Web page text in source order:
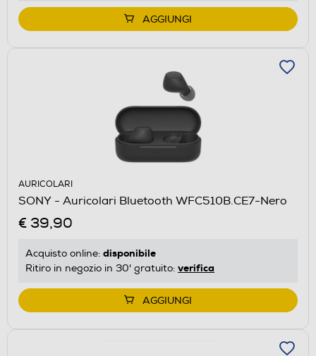
AGGIUNGI
AURICOLARI
SONY - Auricolari Bluetooth WFC510B.CE7-Nero
€ 39,90
Acquisto online: disponibile
Ritiro in negozio in 30' gratuito: verifica
AGGIUNGI